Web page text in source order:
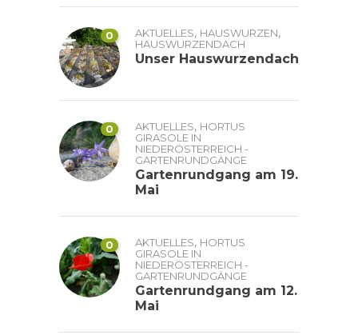
0 AKTUELLES, HAUSWURZEN,
HAUSWURZENDACH
Unser Hauswurzendach
0 AKTUELLES, HORTUS
GIRASOLE IN
NIEDERÖSTERREICH -
GARTENRUNDGÄNGE
Gartenrundgang am 19.
Mai
0 AKTUELLES, HORTUS
GIRASOLE IN
NIEDERÖSTERREICH -
GARTENRUNDGÄNGE
Gartenrundgang am 12.
Mai